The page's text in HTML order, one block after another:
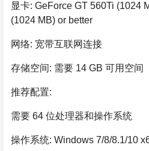
显卡: GeForce GT 560Ti (1024
(1024 MB) or better
网络: 宽带互联网连接
存储空间: 需要 14 GB 可用空间
推荐配置:
需要 64 位处理器和操作系统
操作系统: Windows 7/8/8.1/10